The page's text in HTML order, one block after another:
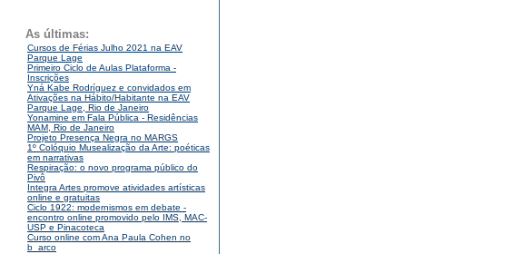
As últimas:
Cursos de Férias Julho 2021 na EAV
Parque Lage
Primeiro Ciclo de Aulas Plataforma -
Inscrições
Yná Kabe Rodríguez e convidados em
Ativações na Hábito/Habitante na EAV
Parque Lage, Rio de Janeiro
Yonamine em Fala Pública - Residências
MAM, Rio de Janeiro
Projeto Presença Negra no MARGS
1º Colóquio Musealização da Arte: poéticas
em narrativas
Respiração: o novo programa público do
Pivô
Integra Artes promove atividades artísticas
online e gratuitas
Ciclo 1922: modernismos em debate -
encontro online promovido pelo IMS, MAC-
USP e Pinacoteca
Curso online com Ana Paula Cohen no
b_arco